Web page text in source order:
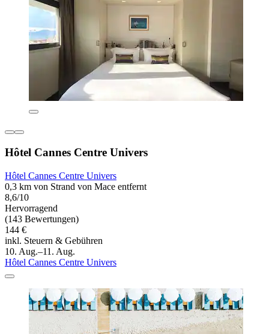
Hôtel Cannes Centre Univers
Hôtel Cannes Centre Univers
0,3 km von Strand von Mace entfernt
8,6/10
Hervorragend
(143 Bewertungen)
144 €
inkl. Steuern & Gebühren
10. Aug.–11. Aug.
Hôtel Cannes Centre Univers